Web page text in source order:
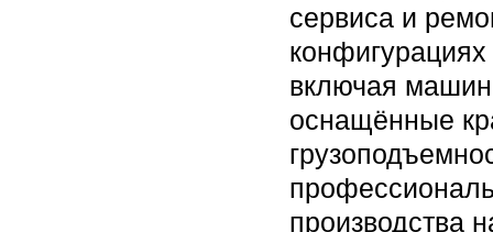
сервиса и
конфигурациях
включая
оснащённые
производства